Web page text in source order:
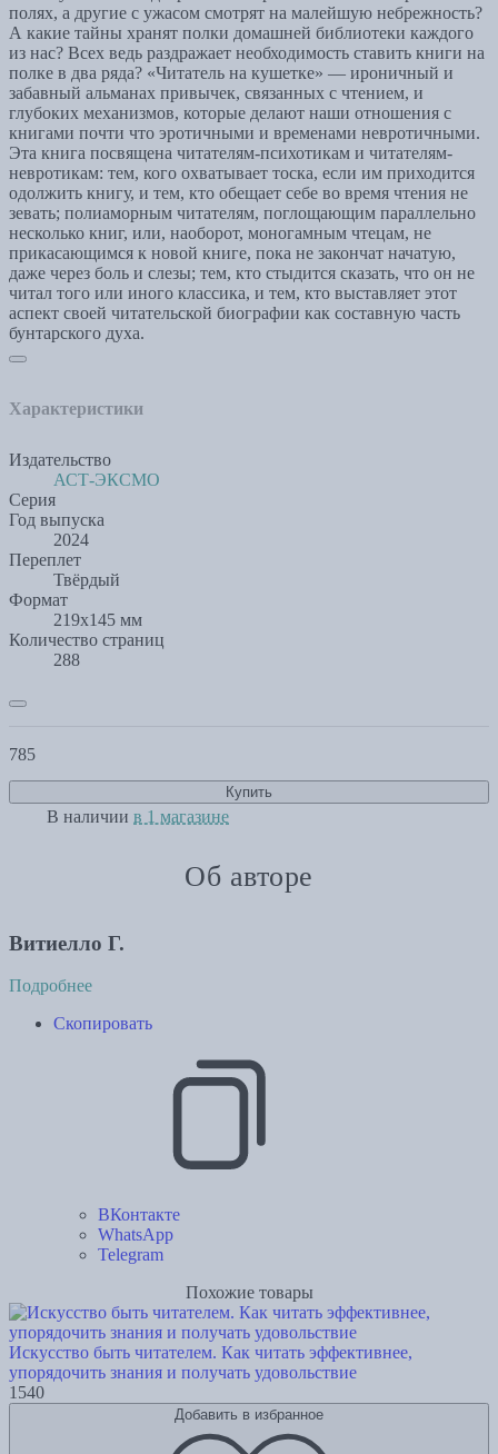
полях, а другие с ужасом смотрят на малейшую небрежность?
А какие тайны хранят полки домашней библиотеки каждого
из нас? Всех ведь раздражает необходимость ставить книги на
полке в два ряда? «Читатель на кушетке» — ироничный и
забавный альманах привычек, связанных с чтением, и
глубоких механизмов, которые делают наши отношения с
книгами почти что эротичными и временами невротичными.
Эта книга посвящена читателям-психотикам и читателям-
невротикам: тем, кого охватывает тоска, если им приходится
одолжить книгу, и тем, кто обещает себе во время чтения не
зевать; полиаморным читателям, поглощающим параллельно
несколько книг, или, наоборот, моногамным чтецам, не
прикасающимся к новой книге, пока не закончат начатую,
даже через боль и слезы; тем, кто стыдится сказать, что он не
читал того или иного классика, и тем, кто выставляет этот
аспект своей читательской биографии как составную часть
бунтарского духа.
Характеристики
Издательство
АСТ-ЭКСМО
Серия
Год выпуска
2024
Переплет
Твёрдый
Формат
219х145 мм
Количество страниц
288
785
Купить
В наличии в 1 магазине
Об авторе
Витиелло Г.
Подробнее
Скопировать
ВКонтакте
WhatsApp
Telegram
Похожие товары
Искусство быть читателем. Как читать эффективнее,
упорядочить знания и получать удовольствие
1540
Добавить в избранное